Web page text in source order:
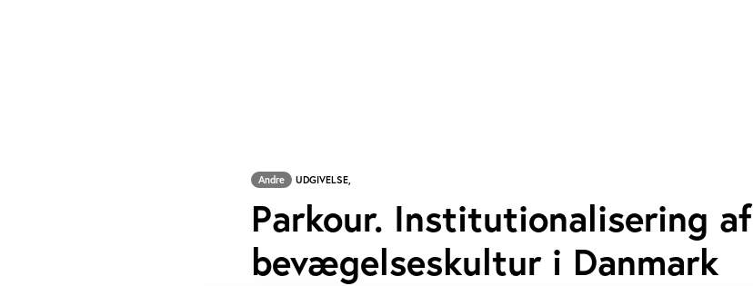
Andre UDGIVELSE,
Parkour. Institutionalisering
bevægelseskultur i Danmark